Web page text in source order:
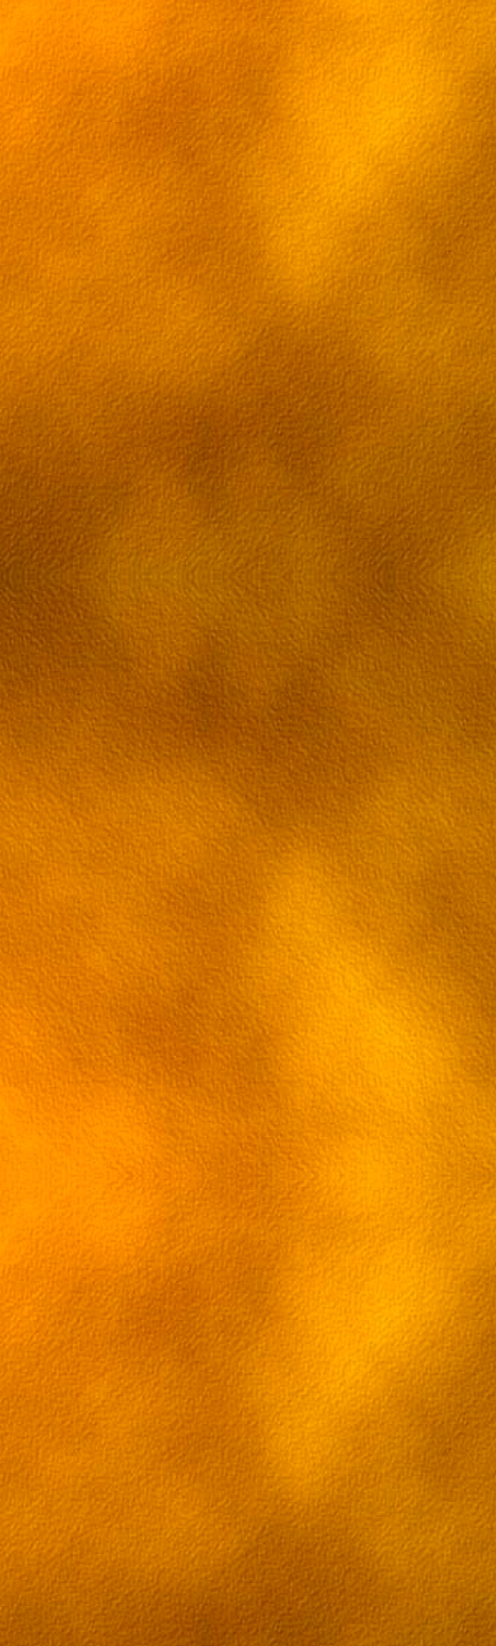
50 эпизод Грэй-мен
51 эпизод Грэй-мен
52 эпизод Грэй-мен
53 эпизод Грэй-мен
54 эпизод Грэй-мен
55 эпизод Грэй-мен
56 эпизод Грэй-мен
57 эпизод Грэй-мен
58 эпизод Грэй-мен
59 эпизод Грэй-мен
60 эпизод Грэй-мен
61 эпизод Грэй-мен
62 эпизод Грэй-мен
63 эпизод Грэй-мен
64 эпизод Грэй-мен
65 эпизод Грэй-мен
66 эпизод Грэй-мен
67 эпизод Грэй-мен
68 эпизод Грэй-мен
69 эпизод Грэй-мен
70 эпизод Грэй-мен
71 эпизод Грэй-мен
72 эпизод Грэй-мен
73 эпизод Грэй-мен
74 эпизод Грэй-мен
75 эпизод Грэй-мен
76 эпизод Грэй-мен
77 эпизод Грэй-мен